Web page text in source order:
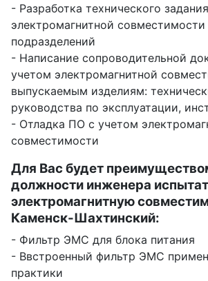
- Разработка технического
электромагнитной
подразделений
- Написание сопроводительной
учетом электромагнитной
выпускаемым изделиям:
руководства по эксплуатации,
- Отладка ПО с учетом
совместимости
Для Вас будет
должности инженера
электромагнитную
Каменск-Шахтинский:
- Фильтр ЭМС для блока питания
- Ввстроенный фильтр ЭМС
практики